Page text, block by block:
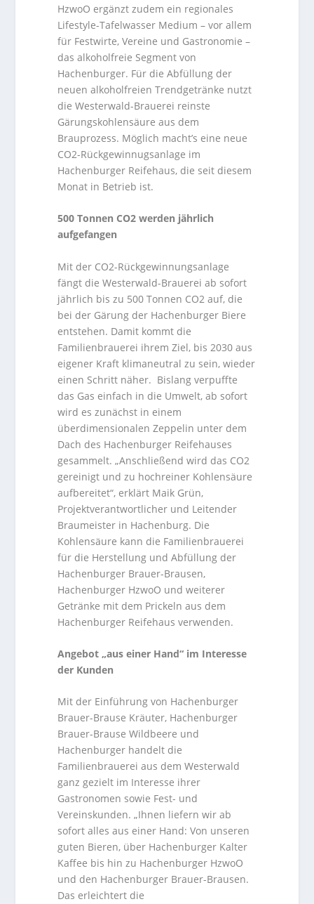
HzwoO ergänzt zudem ein regionales
Lifestyle-Tafelwasser Medium – vor allem
für Festwirte, Vereine und Gastronomie –
das alkoholfreie Segment von
Hachenburger. Für die Abfüllung der
neuen alkoholfreien Trendgetränke nutzt
die Westerwald-Brauerei reinste
Gärungskohlensäure aus dem
Brauprozess. Möglich macht’s eine neue
CO2-Rückgewinnugsanlage im
Hachenburger Reifehaus, die seit diesem
Monat in Betrieb ist.
500 Tonnen CO2 werden jährlich
aufgefangen
Mit der CO2-Rückgewinnungsanlage
fängt die Westerwald-Brauerei ab sofort
jährlich bis zu 500 Tonnen CO2 auf, die
bei der Gärung der Hachenburger Biere
entstehen. Damit kommt die
Familienbrauerei ihrem Ziel, bis 2030 aus
eigener Kraft klimaneutral zu sein, wieder
einen Schritt näher. Bislang verpuffte
das Gas einfach in die Umwelt, ab sofort
wird es zunächst in einem
überdimensionalen Zeppelin unter dem
Dach des Hachenburger Reifehauses
gesammelt. „Anschließend wird das CO2
gereinigt und zu hochreiner Kohlensäure
aufbereitet“, erklärt Maik Grün,
Projektverantwortlicher und Leitender
Braumeister in Hachenburg. Die
Kohlensäure kann die Familienbrauerei
für die Herstellung und Abfüllung der
Hachenburger Brauer-Brausen,
Hachenburger HzwoO und weiterer
Getränke mit dem Prickeln aus dem
Hachenburger Reifehaus verwenden.
Angebot „aus einer Hand“ im Interesse
der Kunden
Mit der Einführung von Hachenburger
Brauer-Brause Kräuter, Hachenburger
Brauer-Brause Wildbeere und
Hachenburger handelt die
Familienbrauerei aus dem Westerwald
ganz gezielt im Interesse ihrer
Gastronomen sowie Fest- und
Vereinskunden. „Ihnen liefern wir ab
sofort alles aus einer Hand: Von unseren
guten Bieren, über Hachenburger Kalter
Kaffee bis hin zu Hachenburger HzwoO
und den Hachenburger Brauer-Brausen.
Das erleichtert die